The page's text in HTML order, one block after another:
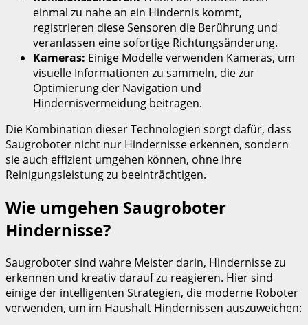
einmal zu nahe an ein Hindernis kommt,
registrieren diese Sensoren die Berührung und
veranlassen eine sofortige Richtungsänderung.
Kameras: Einige Modelle verwenden Kameras, um
visuelle Informationen zu sammeln, die zur
Optimierung der Navigation und
Hindernisvermeidung beitragen.
Die Kombination dieser Technologien sorgt dafür, dass
Saugroboter nicht nur Hindernisse erkennen, sondern
sie auch effizient umgehen können, ohne ihre
Reinigungsleistung zu beeinträchtigen.
Wie umgehen Saugroboter
Hindernisse?
Saugroboter sind wahre Meister darin, Hindernisse zu
erkennen und kreativ darauf zu reagieren. Hier sind
einige der intelligenten Strategien, die moderne Roboter
verwenden, um im Haushalt Hindernissen auszuweichen: